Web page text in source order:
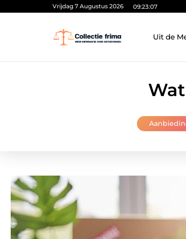
Vrijdag 7 Augustus 2026 09:23:08
Uit de